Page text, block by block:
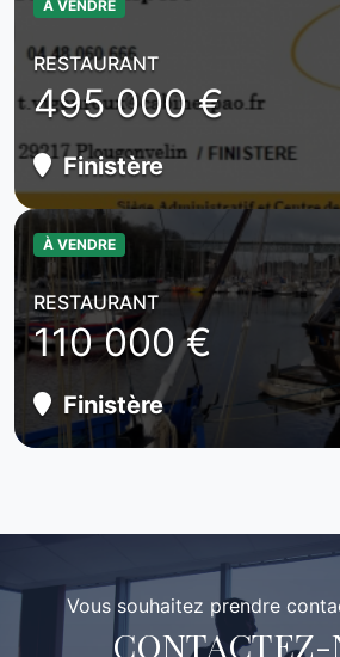
À VENDRE
RESTAURANT
495 000 €
Finistère
À VENDRE
RESTAURANT
110 000 €
Finistère
Vous souhaitez prendre
CONTACTEZ-